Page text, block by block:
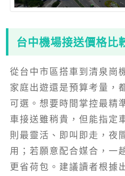
台中機場接送價格比
從台中市區搭車到清泉崗
家庭出遊還是預算考量，
可選。想要時間掌控最精
車接送雖稍貴，但能指定
則最靈活、即叫即走，夜
用；若願意配合媒合，一
更省荷包。建議讀者根據